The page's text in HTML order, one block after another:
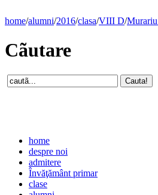
home/alumni/2016/clasa/VIII D/
Cãutare
home
despre noi
admitere
Învăţământ primar
clase